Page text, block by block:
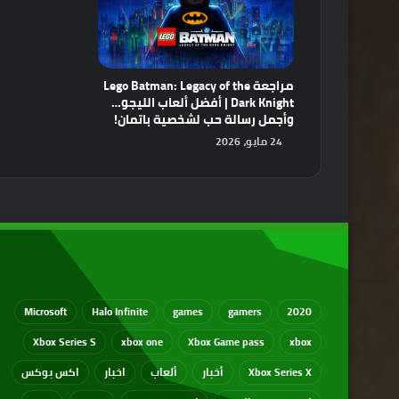
مراجعة Lego Batman: Legacy of the
Dark Knight | أفضل ألعاب الليجو…
وأجمل رسالة حب لشخصية باتمان!
24 مايو، 2026
2020
gamers
games
Halo Infinite
Microsoft
xbox
Xbox Game pass
xbox one
Xbox Series S
Xbox Series X
أخبار ألعاب اخبار
اكس بوكس